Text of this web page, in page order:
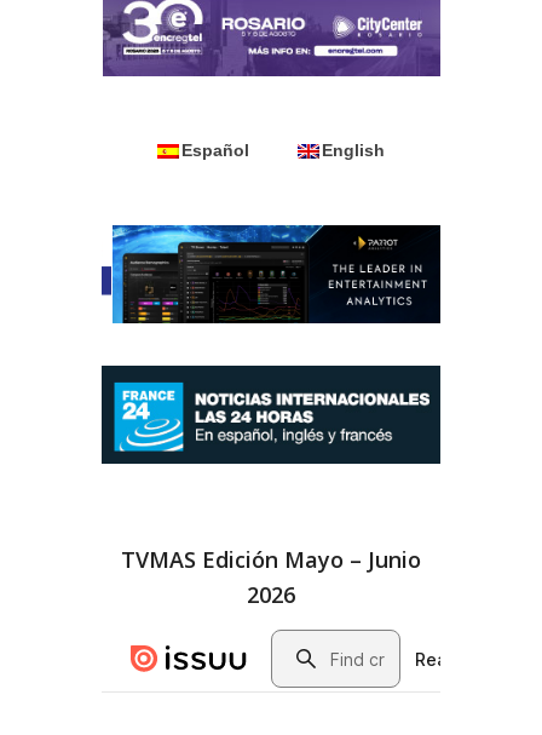
Español English
TVMAS Edición Mayo – Junio
2026